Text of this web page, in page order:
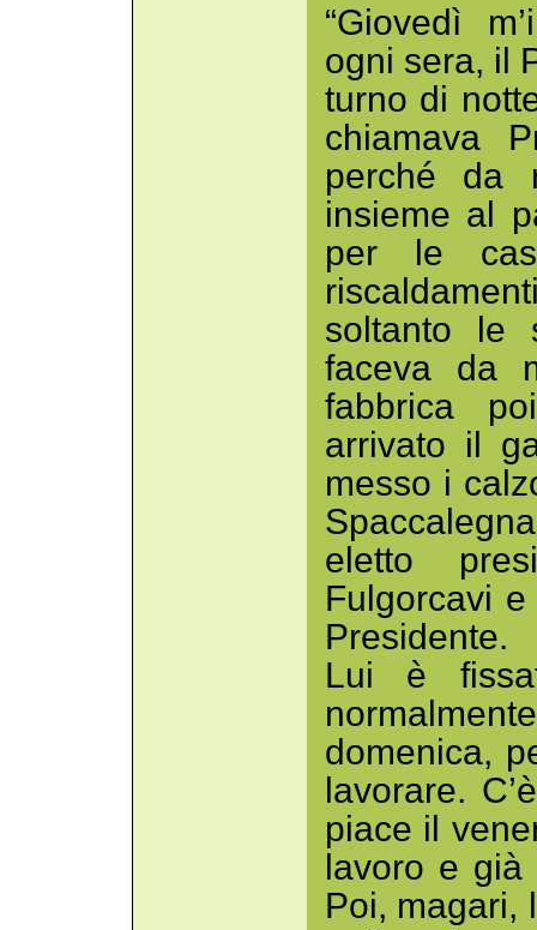
“Giovedì
ogni sera, il
turno di
chiamava
perché da
insieme al
per le
soltanto le
faceva da
fabbrica
arrivato il
messo i
eletto
Fulgorcavi
Presidente.
Lui è
domenica,
lavorare.
piace il
lavoro e già
Poi, magari,